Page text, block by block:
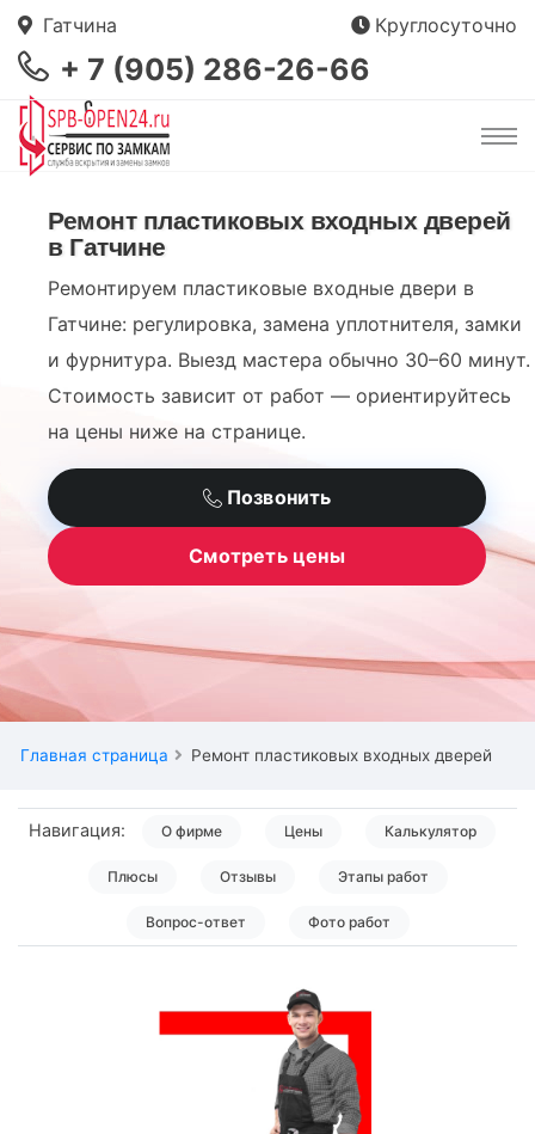
Гатчина Круглосуточно
+ 7 (905) 286-26-66
Ремонт пластиковых входных дверей
в Гатчине
Ремонтируем пластиковые входные двери в
Гатчине: регулировка, замена уплотнителя, замки
и фурнитура. Выезд мастера обычно 30–60 минут.
Стоимость зависит от работ — ориентируйтесь
на цены ниже на странице.
Позвонить
Смотреть цены
Главная страница Ремонт пластиковых входных дверей
Навигация: О фирме Цены Калькулятор
Плюсы Отзывы Этапы работ
Вопрос-ответ Фото работ